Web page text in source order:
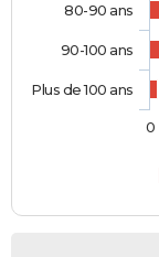
80-90 ans
90-100 ans
Plus de 100 ans
0